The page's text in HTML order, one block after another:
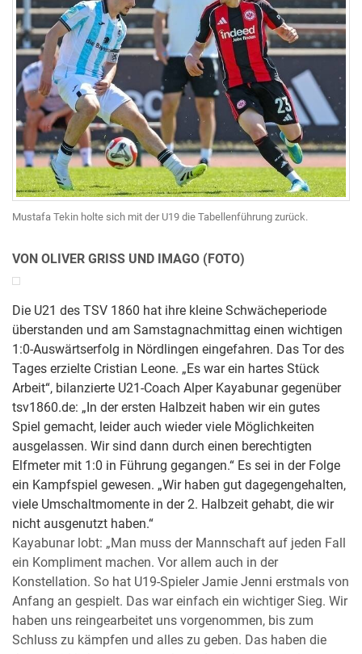
Mustafa Tekin holte sich mit der U19 die Tabellenführung zurück.
VON OLIVER GRISS UND IMAGO (FOTO)
Die U21 des TSV 1860 hat ihre kleine Schwächeperiode
überstanden und am Samstagnachmittag einen wichtigen
1:0-Auswärtserfolg in Nördlingen eingefahren. Das Tor des
Tages erzielte Cristian Leone. „Es war ein hartes Stück
Arbeit“, bilanzierte U21-Coach Alper Kayabunar gegenüber
tsv1860.de: „In der ersten Halbzeit haben wir ein gutes
Spiel gemacht, leider auch wieder viele Möglichkeiten
ausgelassen. Wir sind dann durch einen berechtigten
Elfmeter mit 1:0 in Führung gegangen.“ Es sei in der Folge
ein Kampfspiel gewesen. „Wir haben gut dagegengehalten,
viele Umschaltmomente in der 2. Halbzeit gehabt, die wir
nicht ausgenutzt haben.“
Kayabunar lobt: „Man muss der Mannschaft auf jeden Fall
ein Kompliment machen. Vor allem auch in der
Konstellation. So hat U19-Spieler Jamie Jenni erstmals von
Anfang an gespielt. Das war einfach ein wichtiger Sieg. Wir
haben uns reingearbeitet uns vorgenommen, bis zum
Schluss zu kämpfen und alles zu geben. Das haben die